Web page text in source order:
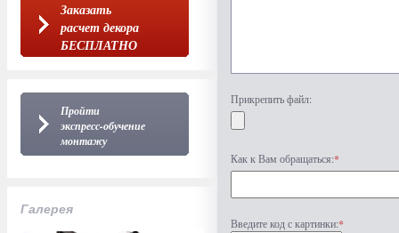
Заказать
расчет декора
БЕСПЛАТНО
Пройти
экспресс-обучение
монтажу
Галерея
Прикрепить файл:
Как к Вам обращаться:*
Введите код с картинки:*